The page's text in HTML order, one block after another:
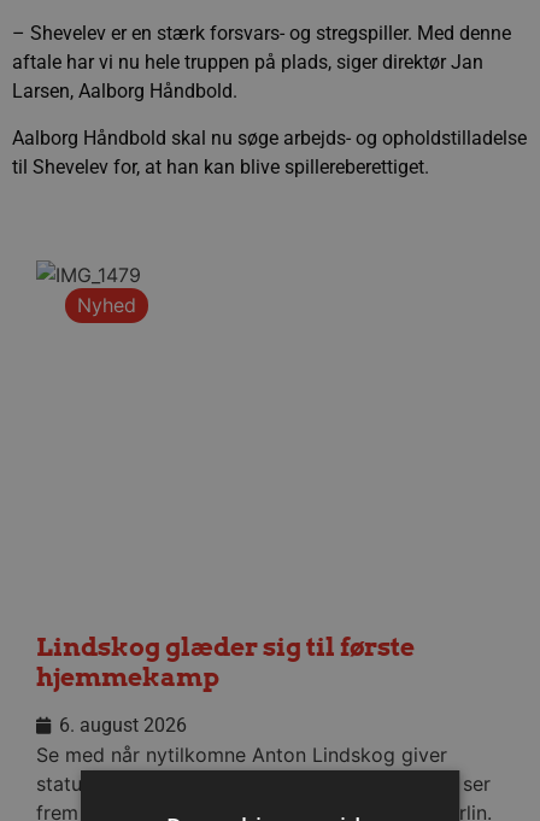
– Shevelev er en stærk forsvars- og stregspiller. Med denne
aftale har vi nu hele truppen på plads, siger direktør Jan
Larsen, Aalborg Håndbold.
Aalborg Håndbold skal nu søge arbejds- og opholdstilladelse
til Shevelev for, at han kan blive spillereberettiget.
Nyhed
Lindskog glæder sig til første
hjemmekamp
6. august 2026
Se med når nytilkomne Anton Lindskog giver
status på sin første tid i Aalborg Håndbold og ser
frem mod fredagens testkamp mod Füchse Berlin.